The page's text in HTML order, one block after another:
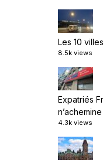
Les 10
8.5k views
Expatriés
4.3k views